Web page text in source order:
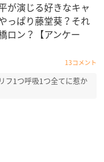
が演じる好きなキャ
っぱり藤堂葵？それ
ロン？【アンケー
13コメント
フ1つ呼吸1つ全てに惹か